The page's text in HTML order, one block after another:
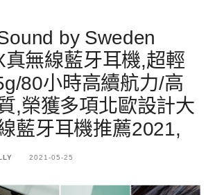
by Sweden
真無線藍牙耳機,超輕
80小時高續航力/高
,榮獲多項北歐設計大
藍牙耳機推薦2021,
2021-05-25